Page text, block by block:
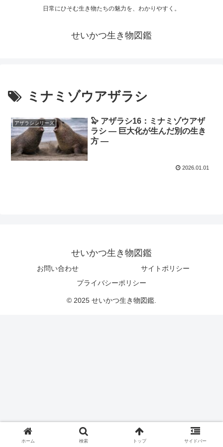
日常にひそむ生き物たちの魅力を、わかりやすく。
せいかつ生き物図鑑
ミナミゾウアザラシ
アザラシシリーズ
🦭 アザラシ16：ミナミゾウアザ
ラシ ― 巨大化が生んだ別の生き
方 ―
2026.01.01
せいかつ生き物図鑑
お問い合わせ
サイトポリシー
プライバシーポリシー
© 2025 せいかつ生き物図鑑.
ホーム 検索 トップ サイドバー